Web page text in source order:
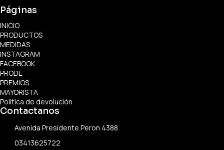
Páginas
INICIO
PRODUCTOS
MEDIDAS
INSTAGRAM
FACEBOOK
PRODE
PREMIOS
MAYORISTA
Política de devolución
Contactanos
Avenida Presidente Peron 4388
03413625722